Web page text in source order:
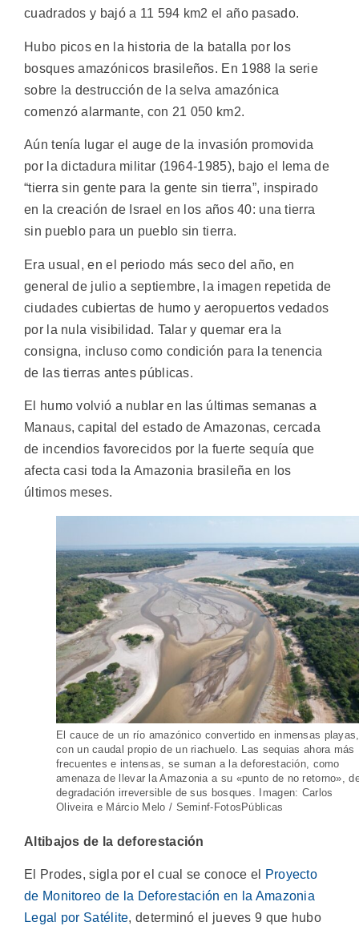
cuadrados y bajó a 11 594 km2 el año pasado.
Hubo picos en la historia de la batalla por los
bosques amazónicos brasileños. En 1988 la serie
sobre la destrucción de la selva amazónica
comenzó alarmante, con 21 050 km2.
Aún tenía lugar el auge de la invasión promovida
por la dictadura militar (1964-1985), bajo el lema de
“tierra sin gente para la gente sin tierra”, inspirado
en la creación de Israel en los años 40: una tierra
sin pueblo para un pueblo sin tierra.
Era usual, en el periodo más seco del año, en
general de julio a septiembre, la imagen repetida de
ciudades cubiertas de humo y aeropuertos vedados
por la nula visibilidad. Talar y quemar era la
consigna, incluso como condición para la tenencia
de las tierras antes públicas.
El humo volvió a nublar en las últimas semanas a
Manaus, capital del estado de Amazonas, cercada
de incendios favorecidos por la fuerte sequía que
afecta casi toda la Amazonia brasileña en los
últimos meses.
El cauce de un río amazónico convertido en inmensas playas,
con un caudal propio de un riachuelo. Las sequias ahora más
frecuentes e intensas, se suman a la deforestación, como
amenaza de llevar la Amazonia a su «punto de no retorno»,
degradación irreversible de sus bosques. Imagen: Carlos
Oliveira e Márcio Melo / Seminf-FotosPúblicas
Altibajos de la deforestación
El Prodes, sigla por el cual se conoce el
Proyecto
de Monitoreo de la Deforestación en la Amazonia
Legal por Satélite, determinó el jueves 9 que hubo